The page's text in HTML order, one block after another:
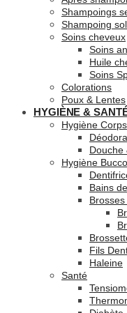
Shampoings
Shampoing
Soins cheveux
Soins
Huile
Soins
Colorations
Poux & Lentes
HYGIÈNE &
Hygiène Corps
Douche
Hygiène
Bains
Fils
Haleine
Santé